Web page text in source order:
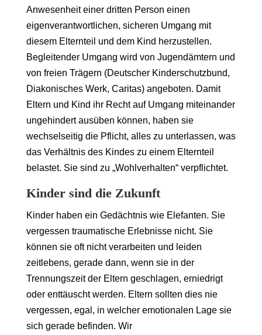
Anwesenheit einer dritten Person einen
eigenverantwortlichen, sicheren Umgang mit
diesem Elternteil und dem Kind herzustellen.
Begleitender Umgang wird von Jugendämtern und
von freien Trägern (Deutscher Kinderschutzbund,
Diakonisches Werk, Caritas) angeboten. Damit
Eltern und Kind ihr Recht auf Umgang miteinander
ungehindert ausüben können, haben sie
wechselseitig die Pflicht, alles zu unterlassen, was
das Verhältnis des Kindes zu einem Elternteil
belastet. Sie sind zu „Wohlverhalten“ verpflichtet.
Kinder sind die Zukunft
Kinder haben ein Gedächtnis wie Elefanten. Sie
vergessen traumatische Erlebnisse nicht. Sie
können sie oft nicht verarbeiten und leiden
zeitlebens, gerade dann, wenn sie in der
Trennungszeit der Eltern geschlagen, erniedrigt
oder enttäuscht werden. Eltern sollten dies nie
vergessen, egal, in welcher emotionalen Lage sie
sich gerade befinden. Wir